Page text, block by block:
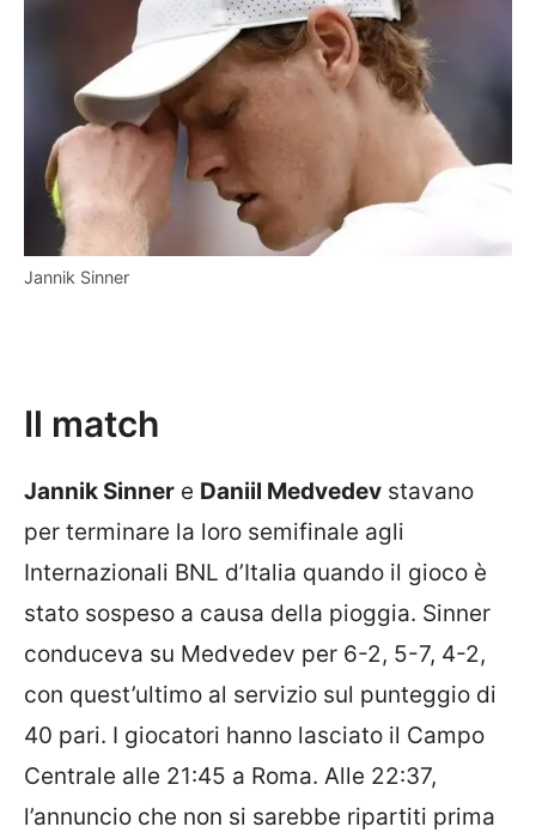
Jannik Sinner
Il match
Jannik Sinner e Daniil Medvedev stavano
per terminare la loro semifinale agli
Internazionali BNL d’Italia quando il gioco è
stato sospeso a causa della pioggia. Sinner
conduceva su Medvedev per 6-2, 5-7, 4-2,
con quest’ultimo al servizio sul punteggio di
40 pari. I giocatori hanno lasciato il Campo
Centrale alle 21:45 a Roma. Alle 22:37,
l’annuncio che non si sarebbe ripartiti prima